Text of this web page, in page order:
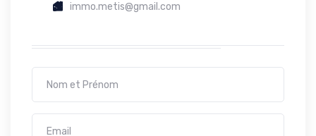
immo.metis@gmail.com